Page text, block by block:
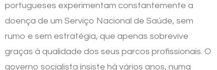
portugueses experimentam constantemente a
doença de um Serviço Nacional de Saúde, sem
rumo e sem estratégia, que apenas sobrevive
graças à qualidade dos seus parcos profissionais. O
governo socialista insiste há vários anos, numa